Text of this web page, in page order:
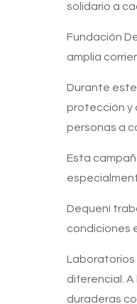
solidario a
Fundación
amplia
Durante este
protección y
personas a
Esta
Dequení
condiciones
Laboratorios
diferencial.
duraderas